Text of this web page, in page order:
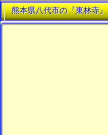
熊本県八代市の『東林寺』